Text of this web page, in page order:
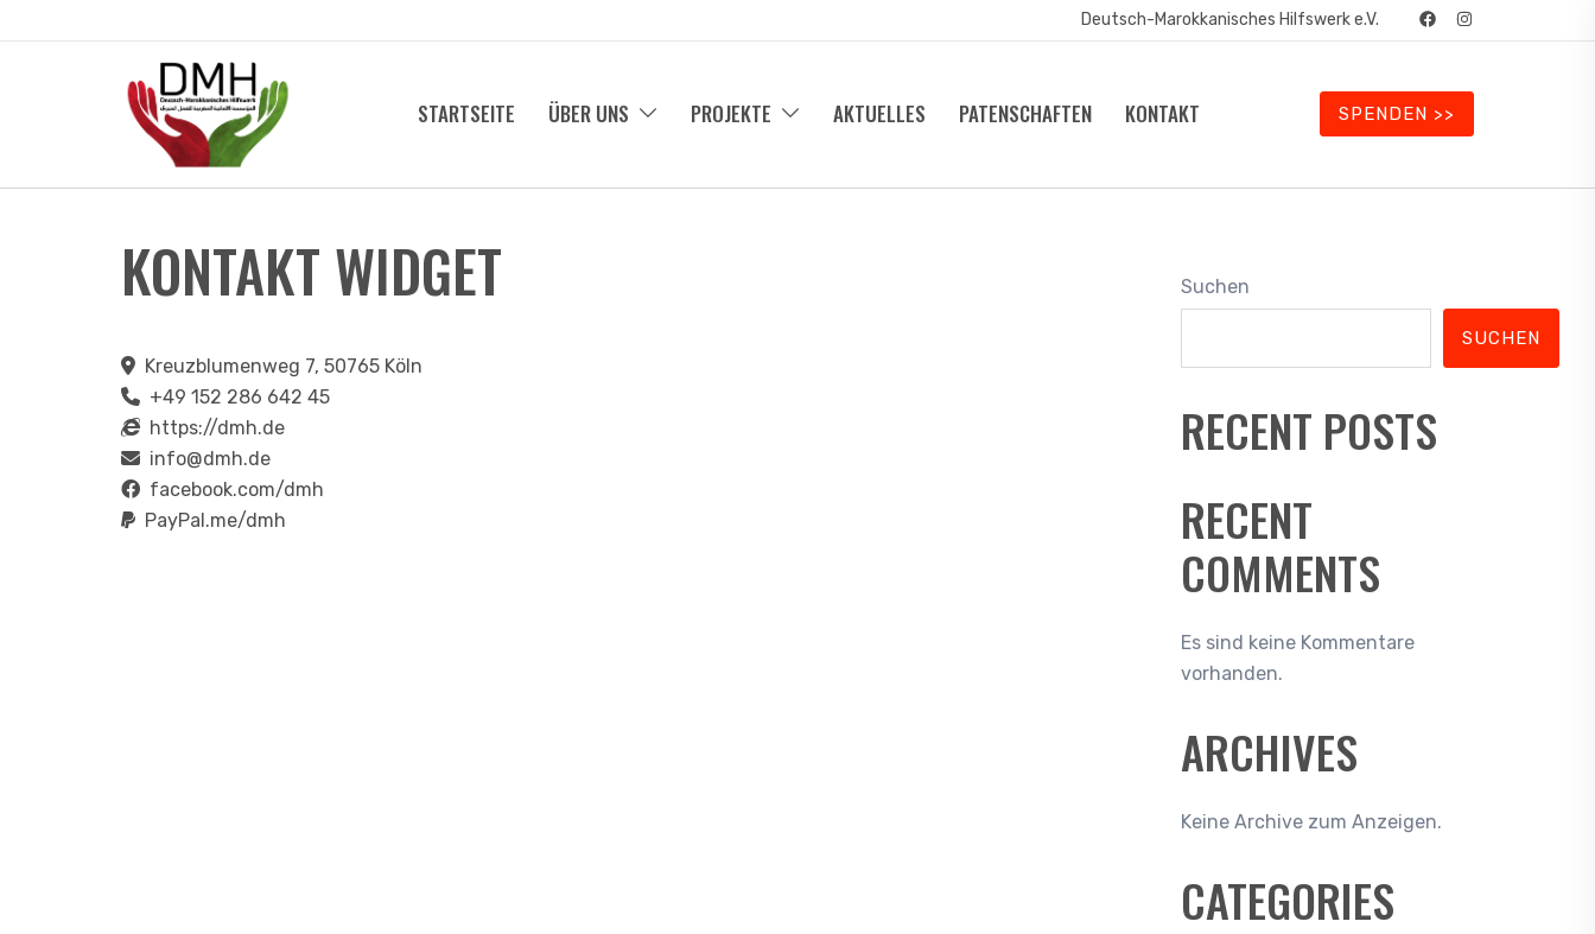
to
Deutsch-Marokkanisches Hilfswerk e.V.
STARTSEITE ÜBER UNS PROJEKTE AKTUELLES PATENSCHAFTEN KONTAKT SPENDEN >>
KONTAKT WIDGET
Kreuzblumenweg 7, 50765 Köln
+49 152 286 642 45
https://dmh.de
info@dmh.de
facebook.com/dmh
PayPal.me/dmh
Suchen
SUCHEN
RECENT POSTS
RECENT
COMMENTS
Es sind keine Kommentare
vorhanden.
ARCHIVES
Keine Archive zum Anzeigen.
CATEGORIES